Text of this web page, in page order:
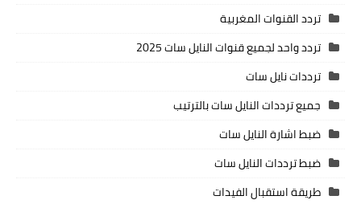
تردد القنوات المغربية
تردد واحد لجميع قنوات النايل سات 2025
ترددات نايل سات
جميع ترددات النايل سات بالترتيب
ضبط اشارة النايل سات
ضبط ترددات النايل سات
طريقة استقبال الفيدات